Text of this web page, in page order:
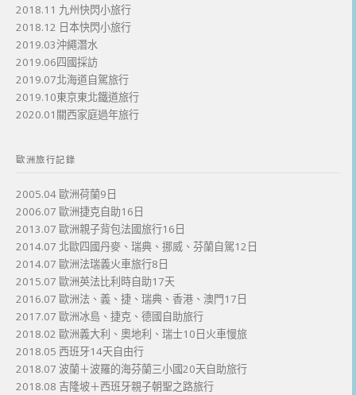
2018.11 九州快閃小旅行
2018.12 日本快閃小旅行
2019.03沖繩潛水
2019.06四國採訪
2019.07北海道自駕旅行
2019.10東京東北鐵道旅行
2020.01關西家庭過年旅行
歐洲旅行記錄
2005.04 歐洲荷蘭9日
2006.07 歐洲捷克自助16日
2013.07 歐洲親子背包法國旅行16日
2014.07 北歐四國丹麥、瑞典、挪威、芬蘭自駕12日
2014.07 歐洲法瑞義火車旅行8日
2015.07 歐洲英法比利時自助17天
2016.07 歐洲法、義、捷、瑞典、香港、澳門17日
2017.07 歐洲冰島、捷克、德國自助旅行
2018.02 歐洲義大利、奧地利、瑞士10日火車慢旅
2018.05 西班牙14天自由行
2018.07 波蘭＋波羅的海芬蘭三小國20天自助旅行
2018.08 吉隆坡＋西班牙親子朝聖之路旅行